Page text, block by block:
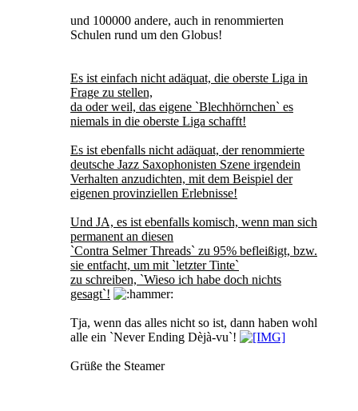
und 100000 andere, auch in renommierten
Schulen rund um den Globus!
Es ist einfach nicht adäquat, die oberste Liga in
Frage zu stellen,
da oder weil, das eigene `Blechhörnchen` es
niemals in die oberste Liga schafft!
Es ist ebenfalls nicht adäquat, der renommierte
deutsche Jazz Saxophonisten Szene irgendein
Verhalten anzudichten, mit dem Beispiel der
eigenen provinziellen Erlebnisse!
Und JA, es ist ebenfalls komisch, wenn man sich
permanent an diesen
`Contra Selmer Threads` zu 95% befleißigt, bzw.
sie entfacht, um mit `letzter Tinte`
zu schreiben, `Wieso ich habe doch nichts
gesagt`!
Tja, wenn das alles nicht so ist, dann haben wohl
alle ein `Never Ending Dèjà-vu`!
Grüße the Steamer